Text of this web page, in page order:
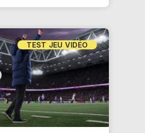
TEST JEU VIDÉO